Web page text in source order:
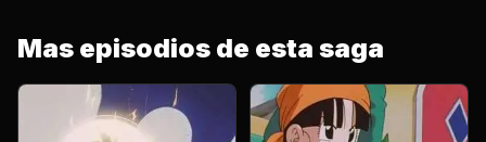
Mas episodios de esta saga